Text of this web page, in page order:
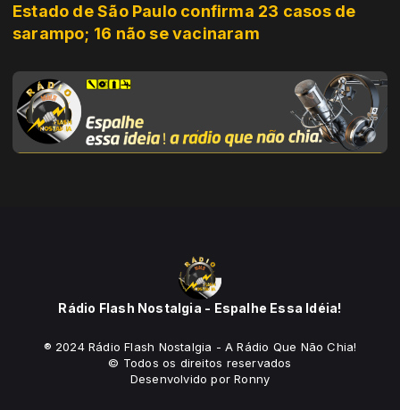
Estado de São Paulo confirma 23 casos de
sarampo; 16 não se vacinaram
Rádio Flash Nostalgia - Espalhe Essa Idéia!
® 2024 Rádio Flash Nostalgia - A Rádio Que Não Chia!
© Todos os direitos reservados
Desenvolvido por Ronny